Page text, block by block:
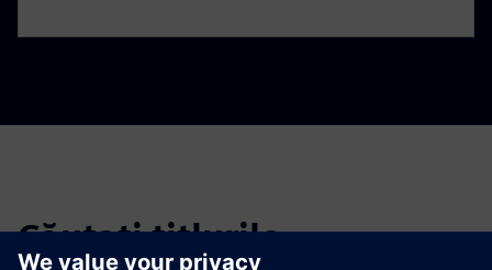
Căutați titlurile